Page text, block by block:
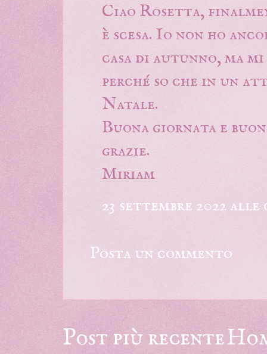
Ciao Rosetta,
è scesa. Io non ho
casa di autunno, ma
perché so che in un
Natale.
Buona giornata e
grazie.
Miriam
23 settembre 2022 alle
Posta un commento
Post più recente